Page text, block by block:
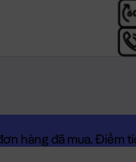
hàng đã mua. Điểm